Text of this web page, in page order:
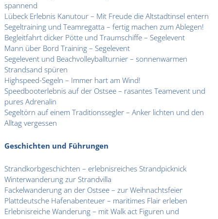
spannend
Lübeck Erlebnis Kanutour – Mit Freude die Altstadtinsel entern
Segeltraining und Teamregatta – fertig machen zum Ablegen!
Begleitfahrt dicker Pötte und Traumschiffe – Segelevent
Mann über Bord Training – Segelevent
Segelevent und Beachvolleyballturnier – sonnenwarmen
Strandsand spüren
Highspeed-Segeln – Immer hart am Wind!
Speedbooterlebnis auf der Ostsee – rasantes Teamevent und
pures Adrenalin
Segeltörn auf einem Traditionssegler – Anker lichten und den
Alltag vergessen
Geschichten und Führungen
Strandkorbgeschichten – erlebnisreiches Strandpicknick
Winterwanderung zur Strandvilla
Fackelwanderung an der Ostsee – zur Weihnachtsfeier
Plattdeutsche Hafenabenteuer – maritimes Flair erleben
Erlebnisreiche Wanderung – mit Walk act Figuren und